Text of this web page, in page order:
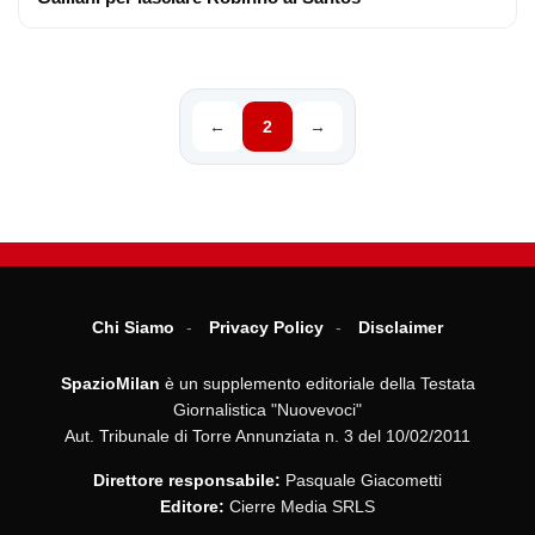
← 2 →
Chi Siamo Privacy Policy Disclaimer
SpazioMilan è un supplemento editoriale della Testata
Giornalistica "Nuovevoci"
Aut. Tribunale di Torre Annunziata n. 3 del 10/02/2011
Direttore responsabile: Pasquale Giacometti
Editore: Cierre Media SRLS